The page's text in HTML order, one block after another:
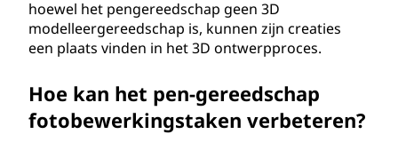
hoewel het pengereedschap geen 3D
modelleergereedschap is, kunnen zijn creaties
een plaats vinden in het 3D ontwerpproces.
Hoe kan het pen-gereedschap
fotobewerkingstaken verbeteren?